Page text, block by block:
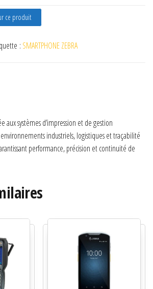
ce produit
: SMARTPHONE ZEBRA
systèmes d’impression et de gestion
industriels, logistiques et traçabilité
performance, précision et continuité de